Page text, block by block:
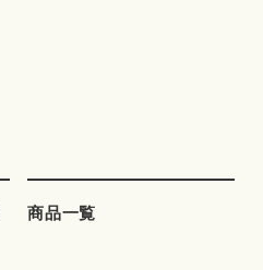
商品一覧